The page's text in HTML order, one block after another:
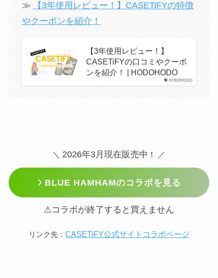
≫
【3年使用レビュー！】CASETiFYの特徴
やクーポンを紹介！
HODOHODO
【3年使用レビュー！】
CASETiFYの口コミやクーポ
ンを紹介！ | HODOHODO
＼ 2026年3月現在販売中 ！ ／
BLUE HAMHAMのコラボを見る
⚠コラボが終了すると買えません
リンク先： CASETiFY公式サイトコラボページ